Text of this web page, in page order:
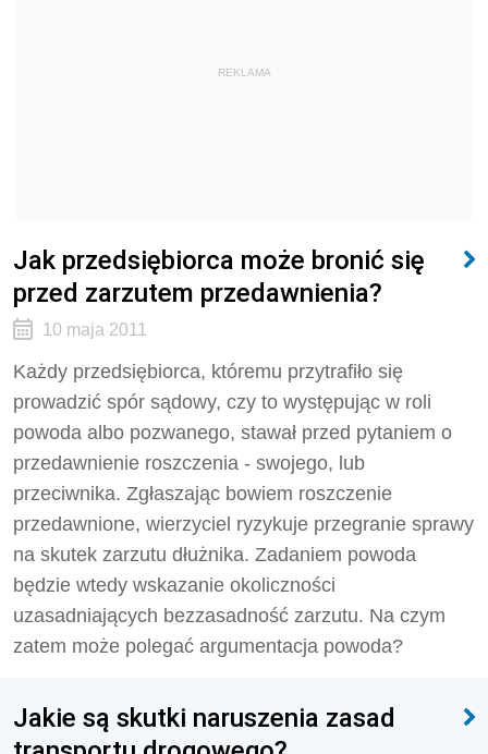
REKLAMA
Jak przedsiębiorca może bronić się
przed zarzutem przedawnienia?
10 maja 2011
Każdy przedsiębiorca, któremu przytrafiło się
prowadzić spór sądowy, czy to występując w roli
powoda albo pozwanego, stawał przed pytaniem o
przedawnienie roszczenia - swojego, lub
przeciwnika. Zgłaszając bowiem roszczenie
przedawnione, wierzyciel ryzykuje przegranie sprawy
na skutek zarzutu dłużnika. Zadaniem powoda
będzie wtedy wskazanie okoliczności
uzasadniających bezzasadność zarzutu. Na czym
zatem może polegać argumentacja powoda?
Jakie są skutki naruszenia zasad